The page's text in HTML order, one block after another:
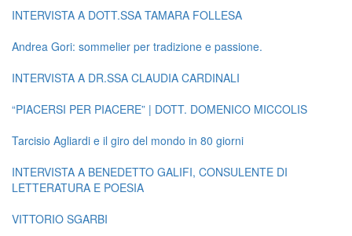
INTERVISTA A DOTT.SSA TAMARA FOLLESA
Andrea Gori: sommelier per tradizione e passione.
INTERVISTA A DR.SSA CLAUDIA CARDINALI
“PIACERSI PER PIACERE” | DOTT. DOMENICO MICCOLIS
Tarcisio Agliardi e il giro del mondo in 80 giorni
INTERVISTA A BENEDETTO GALIFI, CONSULENTE DI
LETTERATURA E POESIA
VITTORIO SGARBI